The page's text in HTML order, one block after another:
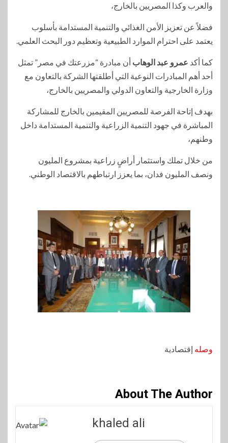
والعرب وكذا المصريين بالخارج،
فضلاً عن تعزيز الأمن الغذائي والتنمية المستدامة بأسلوب
يعتمد على احترام الموارد الطبيعية وتعظيم دور البحث العلمي.
كما أكد عمرو عبد الوهاب أن مبادرة “مزرعتك في مصر” تمثل
أحد أهم المبادرات النوعية التي أطلقتها الشركة بالتعاون مع
وزارة الخارجية والتعاون الدولي والمصريين بالخارج،
بهدف إتاحة الفرصة للمصريين المقيمين بالخارج للمشاركة
المباشرة في جهود التنمية الزراعية والتنمية المستدامة داخل
وطنهم،
من خلال تملك واستثمار أراضٍ زراعية بمشروع المليون
ونصف المليون فدان، بما يعزز ارتباطهم بالاقتصاد الوطني.
وصله إقتصادية
About The Author
khaled ali